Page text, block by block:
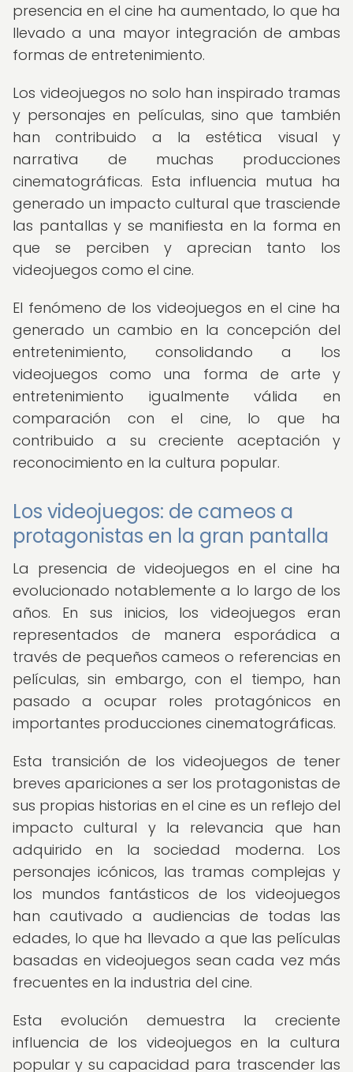
presencia en el cine ha aumentado, lo que ha
llevado a una mayor integración de ambas
formas de entretenimiento.
Los videojuegos no solo han inspirado tramas
y personajes en películas, sino que también
han contribuido a la estética visual y
narrativa de muchas producciones
cinematográficas. Esta influencia mutua ha
generado un impacto cultural que trasciende
las pantallas y se manifiesta en la forma en
que se perciben y aprecian tanto los
videojuegos como el cine.
El fenómeno de los videojuegos en el cine ha
generado un cambio en la concepción del
entretenimiento, consolidando a los
videojuegos como una forma de arte y
entretenimiento igualmente válida en
comparación con el cine, lo que ha
contribuido a su creciente aceptación y
reconocimiento en la cultura popular.
Los videojuegos: de cameos a
protagonistas en la gran pantalla
La presencia de videojuegos en el cine ha
evolucionado notablemente a lo largo de los
años. En sus inicios, los videojuegos eran
representados de manera esporádica a
través de pequeños cameos o referencias en
películas, sin embargo, con el tiempo, han
pasado a ocupar roles protagónicos en
importantes producciones cinematográficas.
Esta transición de los videojuegos de tener
breves apariciones a ser los protagonistas de
sus propias historias en el cine es un reflejo del
impacto cultural y la relevancia que han
adquirido en la sociedad moderna. Los
personajes icónicos, las tramas complejas y
los mundos fantásticos de los videojuegos
han cautivado a audiencias de todas las
edades, lo que ha llevado a que las películas
basadas en videojuegos sean cada vez más
frecuentes en la industria del cine.
Esta evolución demuestra la creciente
influencia de los videojuegos en la cultura
popular y su capacidad para trascender las